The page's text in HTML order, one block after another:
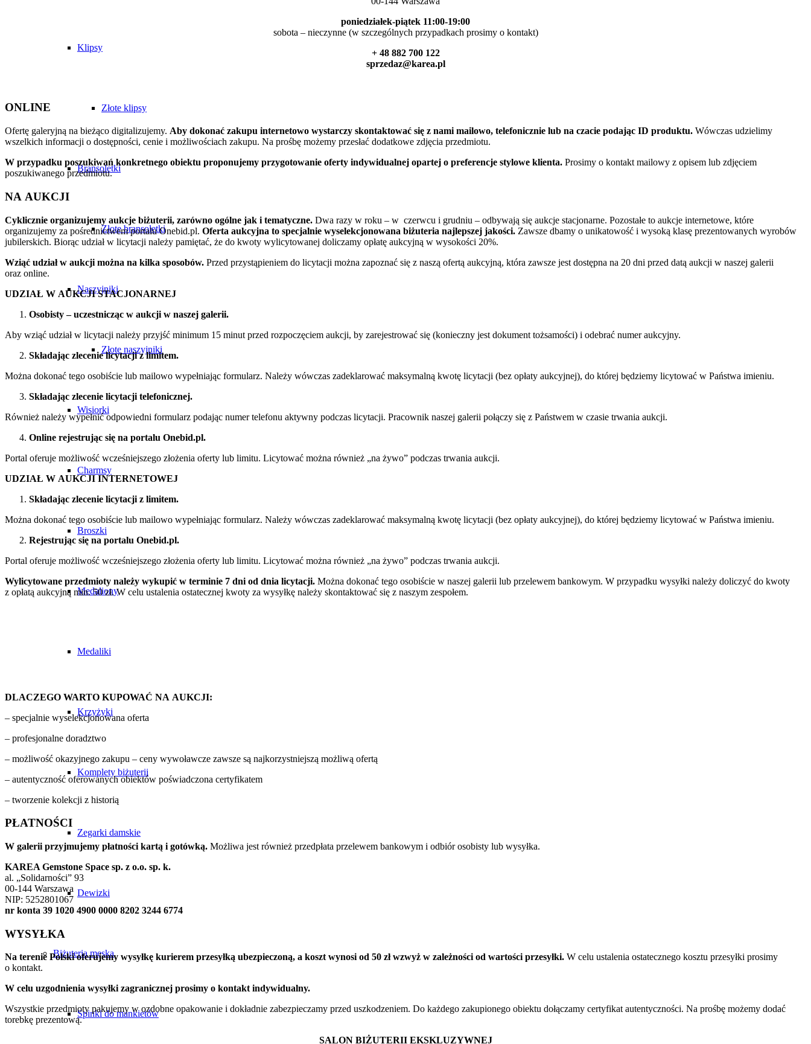
Klipsy
Złote klipsy
Bransoletki
Złote bransoletki
Naszyjniki
Złote naszyjniki
Wisiorki
Charmsy
Broszki
Medaliony
Medaliki
Krzyżyki
Komplety biżuterii
Zegarki damskie
Dewizki
Biżuteria męska
Spinki do mankietów
poniedziałek-piątek 11:00-19:00
sobota – nieczynne (w szczególnych przypadkach prosimy o kontakt)
+ 48 882 700 122
sprzedaz@karea.pl
ONLINE
Ofertę galeryjną na bieżąco digitalizujemy. Aby dokonać zakupu internetowo wystarczy skontaktować się z nami mailowo, telefonicznie lub na czacie podając ID produktu. Wówczas udzielimy
wszelkich informacji o dostępności, cenie i możliwościach zakupu. Na prośbę możemy przesłać dodatkowe zdjęcia przedmiotu.
W przypadku poszukiwań konkretnego obiektu proponujemy przygotowanie oferty indywidualnej opartej o preferencje stylowe klienta. Prosimy o kontakt mailowy z opisem lub zdjęciem
poszukiwanego przedmiotu.
NA AUKCJI
Cyklicznie organizujemy aukcje biżuterii, zarówno ogólne jak i tematyczne. Dwa razy w roku – w czerwcu i grudniu – odbywają się aukcje stacjonarne. Pozostałe to aukcje internetowe, które
organizujemy za pośrednictwem portalu Onebid.pl. Oferta aukcyjna to specjalnie wyselekcjonowana biżuteria najlepszej jakości. Zawsze dbamy o unikatowość i wysoką klasę prezentowanych wyrobów
jubilerskich. Biorąc udział w licytacji należy pamiętać, że do kwoty wylicytowanej doliczamy opłatę aukcyjną w wysokości 20%.
Wziąć udział w aukcji można na kilka sposobów. Przed przystąpieniem do licytacji można zapoznać się z naszą ofertą aukcyjną, która zawsze jest dostępna na 20 dni przed datą aukcji w naszej galerii
oraz online.
UDZIAŁ W AUKCJI STACJONARNEJ
Osobisty ­– uczestnicząc w aukcji w naszej galerii.
Aby wziąć udział w licytacji należy przyjść minimum 15 minut przed rozpoczęciem aukcji, by zarejestrować się (konieczny jest dokument tożsamości) i odebrać numer aukcyjny.
Składając zlecenie licytacji z limitem.
Można dokonać tego osobiście lub mailowo wypełniając formularz. Należy wówczas zadeklarować maksymalną kwotę licytacji (bez opłaty aukcyjnej), do której będziemy licytować w Państwa imieniu.
Składając zlecenie licytacji telefonicznej.
Również należy wypełnić odpowiedni formularz podając numer telefonu aktywny podczas licytacji. Pracownik naszej galerii połączy się z Państwem w czasie trwania aukcji.
Online rejestrując się na portalu Onebid.pl.
Portal oferuje możliwość wcześniejszego złożenia oferty lub limitu. Licytować można również „na żywo” podczas trwania aukcji.
UDZIAŁ W AUKCJI INTERNETOWEJ
Składając zlecenie licytacji z limitem.
Można dokonać tego osobiście lub mailowo wypełniając formularz. Należy wówczas zadeklarować maksymalną kwotę licytacji (bez opłaty aukcyjnej), do której będziemy licytować w Państwa imieniu.
Rejestrując się na portalu Onebid.pl.
Portal oferuje możliwość wcześniejszego złożenia oferty lub limitu. Licytować można również „na żywo” podczas trwania aukcji.
Wylicytowane przedmioty należy wykupić w terminie 7 dni od dnia licytacji. Można dokonać tego osobiście w naszej galerii lub przelewem bankowym. W przypadku wysyłki należy doliczyć do kwoty
z opłatą aukcyjną min. 50 zł. W celu ustalenia ostatecznej kwoty za wysyłkę należy skontaktować się z naszym zespołem.
DLACZEGO WARTO KUPOWAĆ NA AUKCJI:
– specjalnie wyselekcjonowana oferta
– profesjonalne doradztwo
– możliwość okazyjnego zakupu – ceny wywoławcze zawsze są najkorzystniejszą możliwą ofertą
– autentyczność oferowanych obiektów poświadczona certyfikatem
– tworzenie kolekcji z historią
PŁATNOŚCI
W galerii przyjmujemy płatności kartą i gotówką. Możliwa jest również przedpłata przelewem bankowym i odbiór osobisty lub wysyłka.
KAREA Gemstone Space sp. z o.o. sp. k.
al. „Solidarności” 93
00-144 Warszawa
NIP: 5252801067
nr konta 39 1020 4900 0000 8202 3244 6774
WYSYŁKA
Na terenie Polski oferujemy wysyłkę kurierem przesyłką ubezpieczoną, a koszt wynosi od 50 zł wzwyż w zależności od wartości przesyłki. W celu ustalenia ostatecznego kosztu przesyłki prosimy
o kontakt.
W celu uzgodnienia wysyłki zagranicznej prosimy o kontakt indywidualny.
Wszystkie przedmioty pakujemy w ozdobne opakowanie i dokładnie zabezpieczamy przed uszkodzeniem. Do każdego zakupionego obiektu dołączamy certyfikat autentyczności. Na prośbę możemy dodać
torebkę prezentową.
SALON BIŻUTERII EKSKLUZYWNEJ